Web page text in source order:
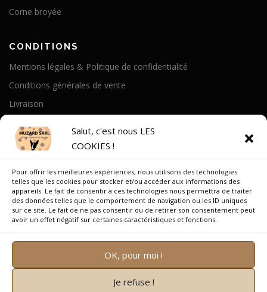
Salut, c'est nous LES
COOKIES !
Pour offrir les meilleures expériences, nous utilisons des technologies
telles que les cookies pour stocker et/ou accéder aux informations des
appareils. Le fait de consentir à ces technologies nous permettra de traiter
des données telles que le comportement de navigation ou les ID uniques
sur ce site. Le fait de ne pas consentir ou de retirer son consentement peut
avoir un effet négatif sur certaines caractéristiques et fonctions.
OK, pour moi !
Je refuse !
Corne broyée
CONDITIONS
Mentions légales & Politique de confidentialité
Conditions générales de vente
Livraison
Notre Histoire
On parle de nous
Recrutement